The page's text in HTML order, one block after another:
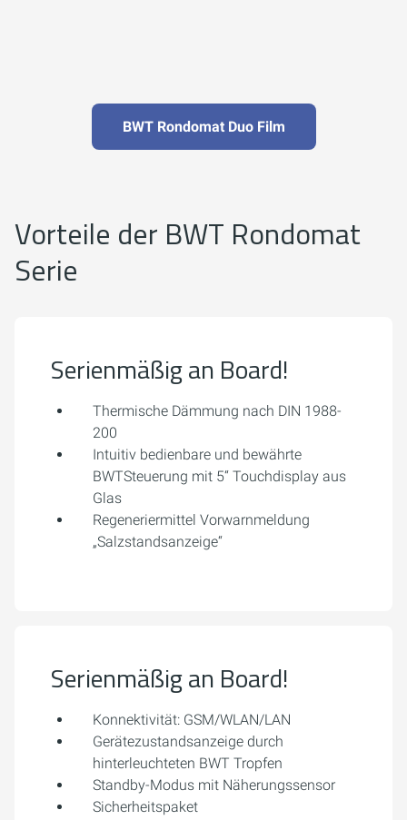
BWT Rondomat Duo Film
Vorteile der BWT Rondomat
Serie
Serienmäßig an Board!
Thermische Dämmung nach DIN 1988-
200
Intuitiv bedienbare und bewährte
BWTSteuerung mit 5“ Touchdisplay aus
Glas
Regeneriermittel Vorwarnmeldung
„Salzstandsanzeige“
Serienmäßig an Board!
Konnektivität: GSM/WLAN/LAN
Gerätezustandsanzeige durch
hinterleuchteten BWT Tropfen
Standby-Modus mit Näherungssensor
Sicherheitspaket